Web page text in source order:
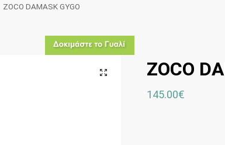
ZOCO DAMASK GYGO
ZOCO
145.00€